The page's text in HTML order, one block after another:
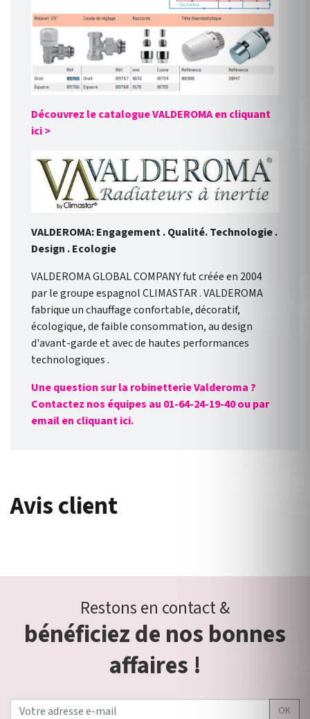
Découvrez le catalogue VALDEROMA en cliquant
ici >
VALDEROMA: Engagement . Qualité. Technologie .
Design . Ecologie
VALDEROMA GLOBAL COMPANY fut créée en 2004
par le groupe espagnol CLIMASTAR . VALDEROMA
fabrique un chauffage confortable, décoratif,
écologique, de faible consommation, au design
d'avant-garde et avec de hautes performances
technologiques .
Une question sur la robinetterie Valderoma ?
Contactez nos équipes au 01-64-24-19-40 ou par
email en cliquant ici.
Avis client
Restons en contact &
bénéficiez de nos bonnes
affaires !
OK